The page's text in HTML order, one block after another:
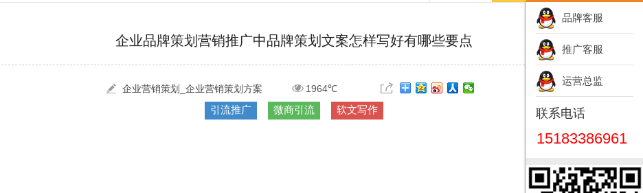
企业品牌策划营销推广中品牌策划文案怎样写好有哪些要点
企业营销策划_企业营销策划方案 1964℃
引流推广 微商引流 软文写作
品牌客服
推广客服
运营总监
联系电话
15183386961